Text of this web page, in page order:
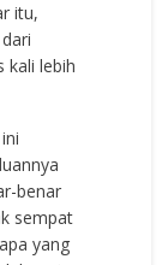
itu,
kali lebih
benar
sempat
yang